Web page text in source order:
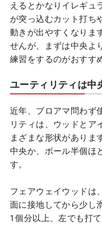
えるとかなりイレギュ
が突っ込むカット打ち
動きが出やすくなりま
せんが、まずは中央よ
練習をするのがおすす
ユーティリティは中
近年、プロアマ問わず
リティは、ウッドとア
まざまな形状がありま
中央か、ボール半個ほ
す。
フェアウェイウッドは
面に接地してから少し
1個分以上、左でも打